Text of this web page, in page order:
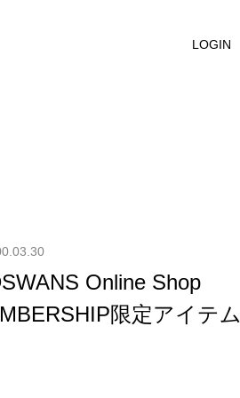
LOGIN
Online Shop
限定アイテ